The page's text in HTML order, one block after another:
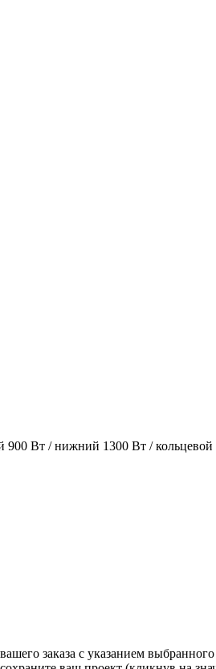
900 Вт / нижний 1300 Вт /
заказа с указанием